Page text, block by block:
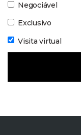
Negociável
Exclusivo
Visita virtual